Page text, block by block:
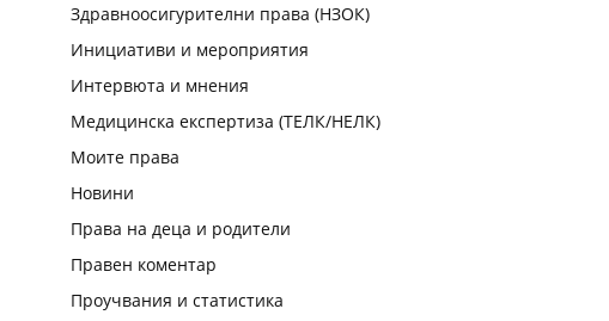
Здравноосигурителни права (НЗОК)
Инициативи и мероприятия
Интервюта и мнения
Медицинска експертиза (ТЕЛК/НЕЛК)
Моите права
Новини
Права на деца и родители
Правен коментар
Проучвания и статистика